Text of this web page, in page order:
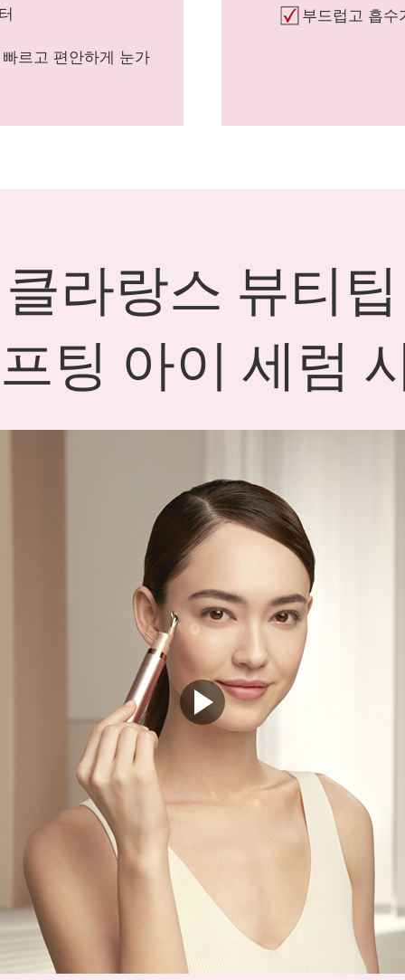
르고 편안하게 눈가
부드럽고 흡수
클라랑스 뷰티팁
팅 아이 세럼